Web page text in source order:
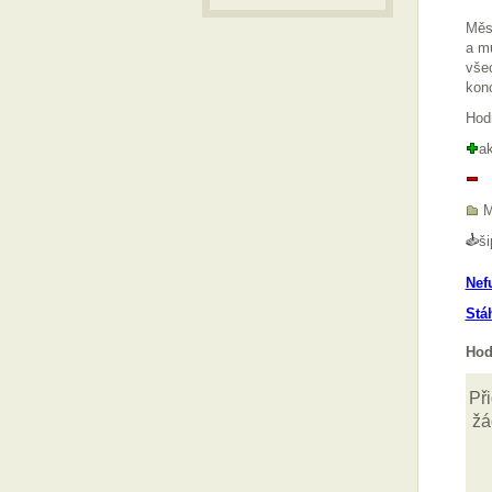
a